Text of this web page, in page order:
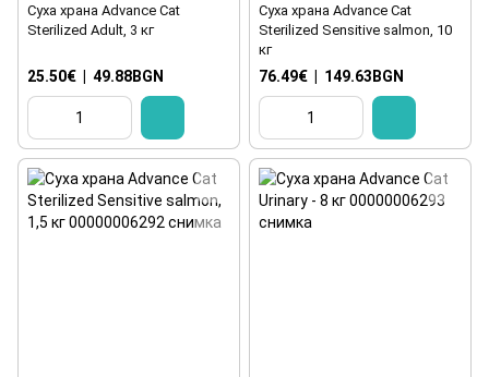
Суха храна Advance Cat
Sterilized Adult, 3 кг
25.50€ 49.88BGN
Суха храна Advance Cat
Sterilized Sensitive salmon, 10
кг
76.49€ 149.63BGN